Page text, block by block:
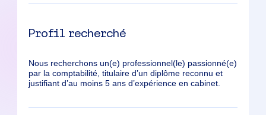
Profil recherché
Nous recherchons un(e) professionnel(le) passionné(e)
par la comptabilité, titulaire d’un diplôme reconnu et
justifiant d’au moins 5 ans d’expérience en cabinet.